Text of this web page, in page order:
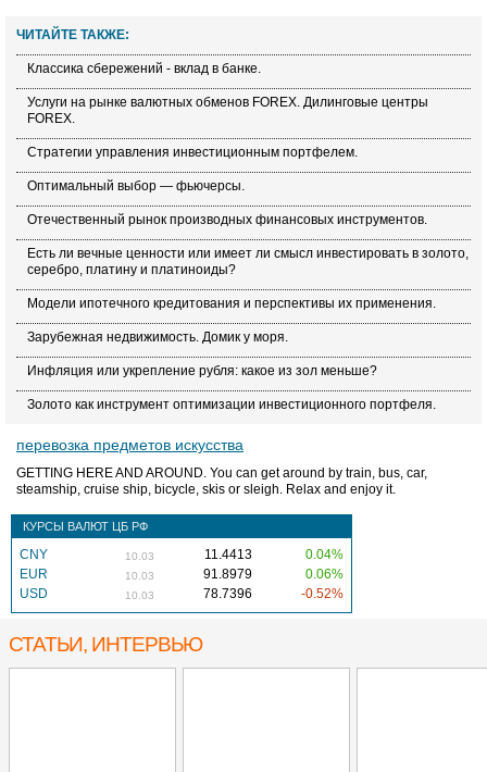
ЧИТАЙТЕ ТАКЖЕ:
Классика сбережений - вклад в банке.
Услуги на рынке валютных обменов FOREX. Дилинговые центры
FOREX.
Стратегии управления инвестиционным портфелем.
Оптимальный выбор — фьючерсы.
Отечественный рынок производных финансовых инструментов.
Есть ли вечные ценности или имеет ли смысл инвестировать в золото,
серебро, платину и платиноиды?
Модели ипотечного кредитования и перспективы их применения.
Зарубежная недвижимость. Домик у моря.
Инфляция или укрепление рубля: какое из зол меньше?
Золото как инструмент оптимизации инвестиционного портфеля.
перевозка предметов искусства
GETTING HERE AND AROUND. You can get around by train, bus, car,
steamship, cruise ship, bicycle, skis or sleigh. Relax and enjoy it.
КУРСЫ ВАЛЮТ ЦБ РФ
CNY 10.03 11.4413
0.04%
EUR
10.03 91.8979
0.06%
USD
10.03 78.7396 -0.52%
СТАТЬИ, ИНТЕРВЬЮ